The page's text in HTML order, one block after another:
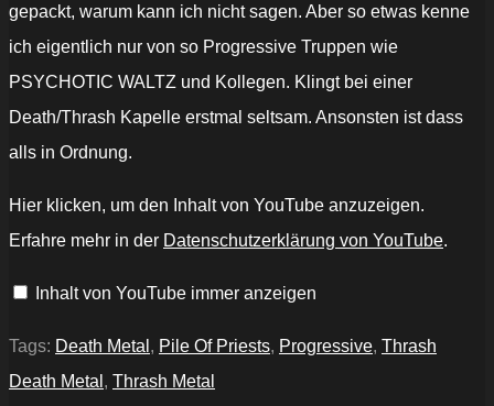
gepackt, warum kann ich nicht sagen. Aber so etwas kenne
ich eigentlich nur von so Progressive Truppen wie
PSYCHOTIC WALTZ und Kollegen. Klingt bei einer
Death/Thrash Kapelle erstmal seltsam. Ansonsten ist dass
alls in Ordnung.
„PILE
OF
-
Divination
Track)“
von
YouTube
anzeigen
Hier klicken, um den Inhalt von YouTube anzuzeigen.
Erfahre mehr in der Datenschutzerklärung von YouTube.
Inhalt von YouTube immer anzeigen
Tags: Death Metal , Pile Of Priests, Progressive, Thrash
Death Metal , Thrash Metal